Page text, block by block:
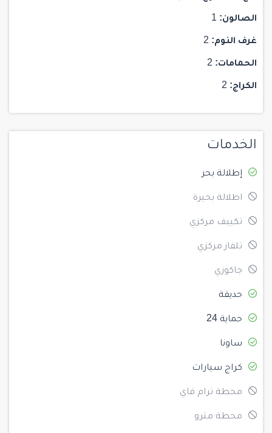
الصالون:
غرف النوم:
الحمامات:
الكراج:
الخدمات
إطلالة بحر
اطلالة بحيرة
تكييف مركزي
تلفاز مركزي
جاكوزي
حديقة
حماية 24
ساونا
كراج سيارات
محطة ترام فاي
محطة مترو